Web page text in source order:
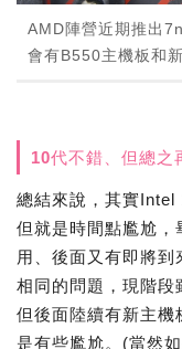
AMD陣營近期推出
會有B550主機板和
10代不錯、但總之
總結來說，其實Intel
但就是時間點尷尬，
用、後面又有即將
相同的問題，現階段
但後面陸續有新主機
是有些尷尬。(當然